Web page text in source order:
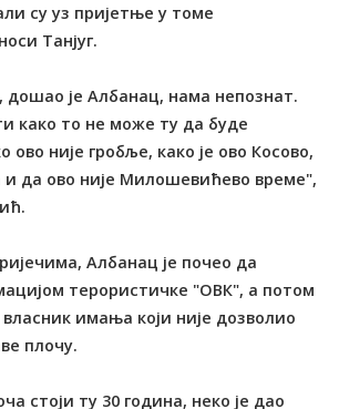
су уз пријетње у томе
Танјуг.
дошао је Албанац, нама непознат.
како то не може ту да буде
ово није гробље, како је ово Косово,
и да ово није Милошевићево време",
Албанац је почео да
терористичке "ОВК", а потом
имања који није дозволио
плочу.
стоји ту 30 година, неко је дао